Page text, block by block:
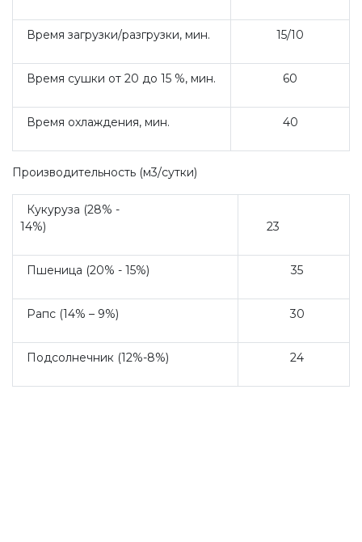
Время загрузки/разгрузки, мин. 15/10
Время сушки от 20 до 15 %, мин. 60
Время охлаждения, мин. 40
Производительность (м3/сутки)
Кукуруза (28% -
14%)
23
Пшеница (20% - 15%) 35
Рапс (14% – 9%) 30
Подсолнечник (12%-8%) 24